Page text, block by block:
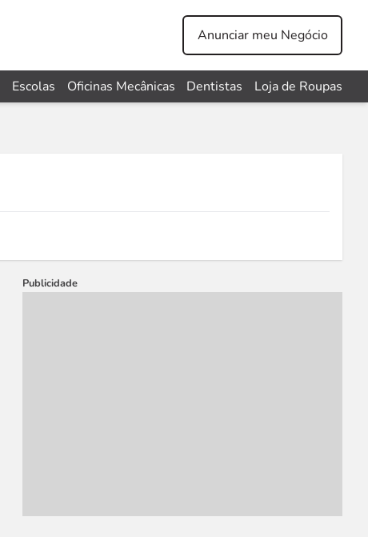
Anunciar meu Negócio
Escolas Oficinas Mecânicas Dentistas Loja de Roupas
Publicidade